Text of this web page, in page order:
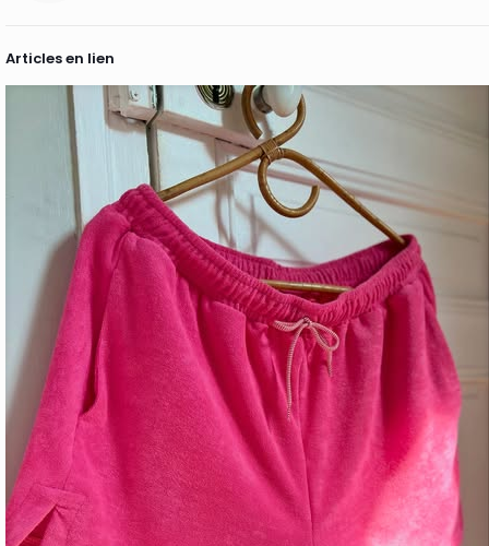
Articles en lien